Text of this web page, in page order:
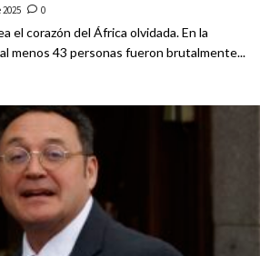
0
el corazón del África olvidada. En la
menos 43 personas fueron brutalmente...